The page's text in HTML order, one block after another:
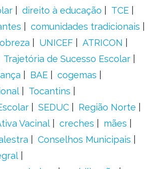
direito à educação
TCE
comunidades tradicionais
UNICEF
ATRICON
Trajetória de Sucesso Escolar
BAE
cogemas
Tocantins
SEDUC
Região Norte
Vacinal creches
mães
Conselhos Municipais